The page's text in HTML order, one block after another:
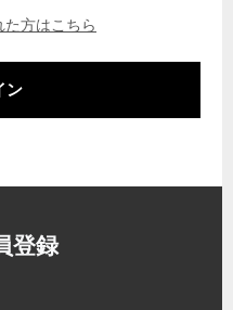
方はこちら
ン
登録